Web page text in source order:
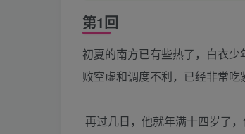
第1回
初夏的南方已有些热了，白衣
败空虚和调度不利，已经非常吃
再过几日，他就年满十四岁了